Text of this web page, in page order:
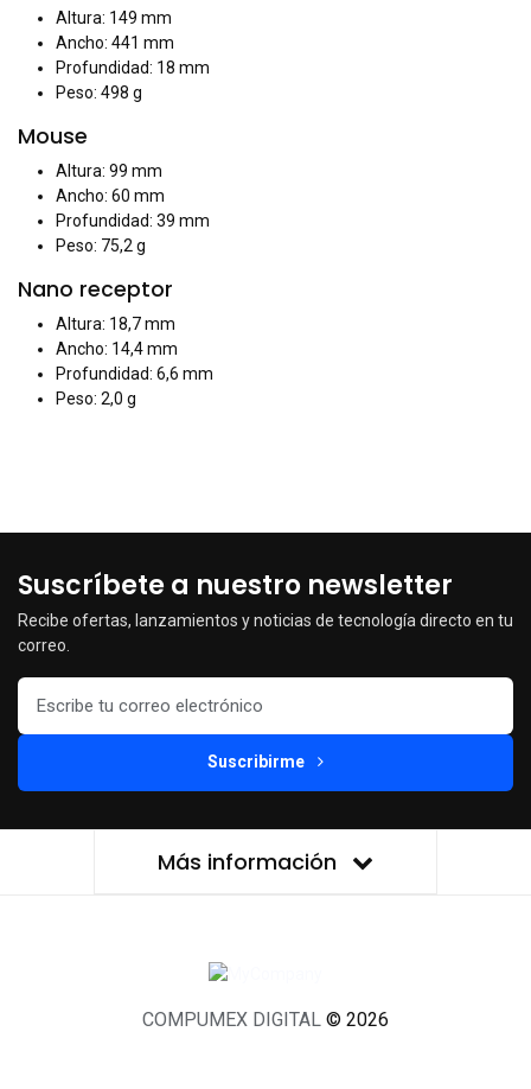
Altura: 149 mm
Ancho: 441 mm
Profundidad: 18 mm
Peso: 498 g
Mouse
Altura: 99 mm
Ancho: 60 mm
Profundidad: 39 mm
Peso: 75,2 g
Nano receptor
Altura: 18,7 mm
Ancho: 14,4 mm
Profundidad: 6,6 mm
Peso: 2,0 g
Suscríbete a nuestro newsletter
Recibe ofertas, lanzamientos y noticias de tecnología directo en tu
correo.
Suscribirme
Más información
COMPUMEX DIGITAL © 2026